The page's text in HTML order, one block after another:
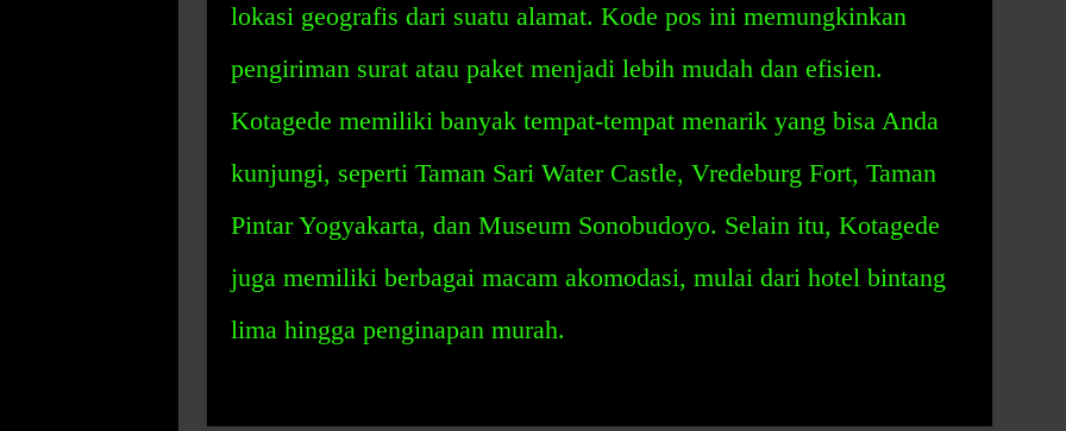
lokasi geografis dari suatu alamat. Kode pos ini memungkinkan
pengiriman surat atau paket menjadi lebih mudah dan efisien.
Kotagede memiliki banyak tempat-tempat menarik yang bisa Anda
kunjungi, seperti Taman Sari Water Castle, Vredeburg Fort, Taman
Pintar Yogyakarta, dan Museum Sonobudoyo. Selain itu, Kotagede
juga memiliki berbagai macam akomodasi, mulai dari hotel bintang
lima hingga penginapan murah.